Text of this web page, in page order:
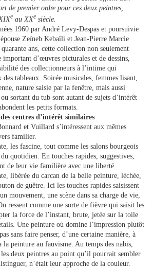
de premier ordre pour ces deux peintres,
e au XXe siècle.
1960 par André Levy-Despas et poursuivie
épouse Zeïneb Kebaïli et Jean-Pierre Marcie
ans, cette collection non seulement
d’œuvres picturales et de dessins,
des collectionneurs à l’intime qui
tableaux. Soirée musicales, femmes lisant,
nature saisie par la fenêtre, mais aussi
sortant du tub sont autant de sujets d’intérêt
les petits formats.
centres d’intérêt similaires
et Vuillard s’intéressent aux mêmes
familier.
les fascine, tout comme les salons bourgeois
quotidien. En touches rapides, suggestives,
de leur vie familière avec une liberté
libérée du carcan de la belle peinture, léchée,
de guêtre. Ici les touches rapides saisissent
mouvement, une scène dans sa charge de vie,
ressent comme une sorte de fièvre qui saisit les
la force de l’instant, brute, jetée sur la toile
Une peinture où domine l’impression plutôt
sans faire penser, d’une certaine manière, à
peinture au fauvisme. Au temps des nabis,
deux peintres au point qu’il pourrait sembler
n’était leur approche de la couleur.